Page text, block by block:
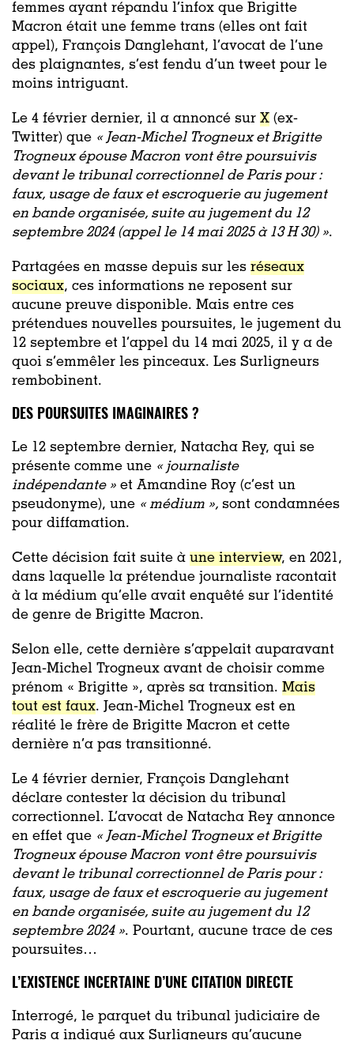
femmes ayant répandu l’infox que Brigitte
Macron était une femme trans (elles ont fait
appel), François Danglehant, l’avocat de l’une
des plaignantes, s’est fendu d’un tweet pour le
moins intriguant.
Le 4 février dernier, il a annoncé sur X (ex-
Twitter) que « Jean-Michel Trogneux et Brigitte
Trogneux épouse Macron vont être poursuivis
devant le tribunal correctionnel de Paris pour :
faux, usage de faux et escroquerie au jugement
en bande organisée, suite au jugement du 12
septembre 2024 (appel le 14 mai 2025 à 13 H 30) ».
Partagées en masse depuis sur les réseaux
sociaux, ces informations ne reposent sur
aucune preuve disponible. Mais entre ces
prétendues nouvelles poursuites, le jugement du
12 septembre et l’appel du 14 mai 2025, il y a de
quoi s’emmêler les pinceaux. Les Surligneurs
rembobinent.
DES POURSUITES IMAGINAIRES ?
Le 12 septembre dernier, Natacha Rey, qui se
présente comme une « journaliste
indépendante » et Amandine Roy (c’est un
pseudonyme), une « médium », sont condamnées
pour diffamation.
Cette décision fait suite à une interview, en 2021,
dans laquelle la prétendue journaliste racontait
à la médium qu’elle avait enquêté sur l’identité
de genre de Brigitte Macron.
Selon elle, cette dernière s’appelait auparavant
Jean-Michel Trogneux avant de choisir comme
prénom « Brigitte », après sa transition. Mais
tout est faux. Jean-Michel Trogneux est en
réalité le frère de Brigitte Macron et cette
dernière n’a pas transitionné.
Le 4 février dernier, François Danglehant
déclare contester la décision du tribunal
correctionnel. L’avocat de Natacha Rey annonce
en effet que « Jean-Michel Trogneux et Brigitte
Trogneux épouse Macron vont être poursuivis
devant le tribunal correctionnel de Paris pour :
faux, usage de faux et escroquerie au jugement
en bande organisée, suite au jugement du 12
septembre 2024 ». Pourtant, aucune trace de ces
poursuites…
L’EXISTENCE INCERTAINE D’UNE CITATION DIRECTE
Interrogé, le parquet du tribunal judiciaire de
Paris a indiqué aux Surligneurs qu’aucune